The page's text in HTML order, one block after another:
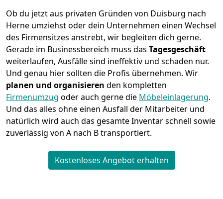
Ob du jetzt aus privaten Gründen von Duisburg nach
Herne umziehst oder dein Unternehmen einen Wechsel
des Firmensitzes anstrebt, wir begleiten dich gerne.
Gerade im Businessbereich muss das Tagesgeschäft
weiterlaufen, Ausfälle sind ineffektiv und schaden nur.
Und genau hier sollten die Profis übernehmen. Wir
planen und organisieren den kompletten
Firmenumzug oder auch gerne die Möbeleinlagerung.
Und das alles ohne einen Ausfall der Mitarbeiter und
natürlich wird auch das gesamte Inventar schnell sowie
zuverlässig von A nach B transportiert.
Kostenloses Angebot erhalten